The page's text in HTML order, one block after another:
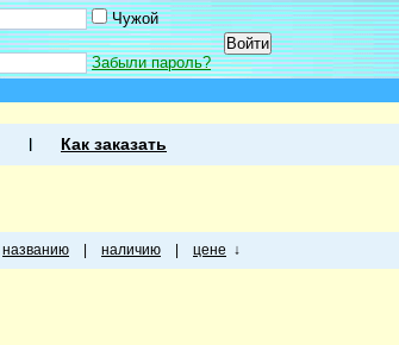
Чужой
Забыли пароль?
Как заказать
названию наличию цене ↓